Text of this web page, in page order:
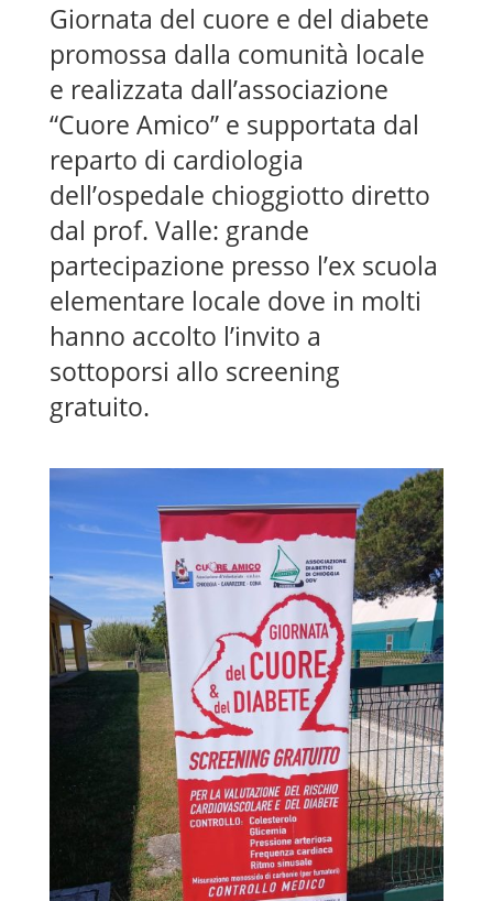
Giornata del cuore e del diabete
promossa dalla comunità locale
e realizzata dall’associazione
“Cuore Amico” e supportata dal
reparto di cardiologia
dell’ospedale chioggiotto diretto
dal prof. Valle: grande
partecipazione presso l’ex scuola
elementare locale dove in molti
hanno accolto l’invito a
sottoporsi allo screening
gratuito.